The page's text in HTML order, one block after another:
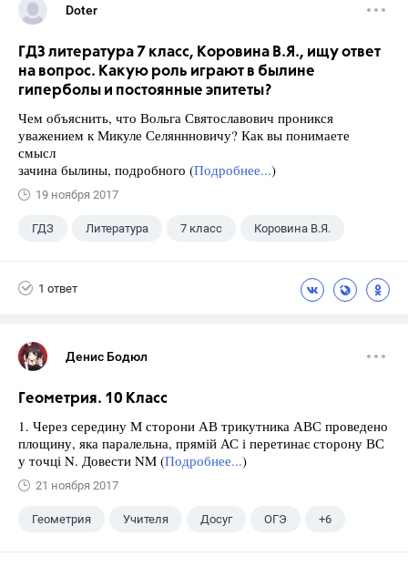
Doter
ГДЗ литература 7 класс, Коровина В.Я., ищу ответ
на вопрос. Какую роль играют в былине
гиперболы и постоянные эпитеты?
Чем объяснить, что Вольга Святославович проникся
уважением к Микуле Селяннновичу? Как вы понимаете
смысл
зачина былины, подробного (Подробнее...)
19 ноября 2017
ГДЗ Литература 7 класс Коровина В.Я.
1 ответ
Денис Бодюл
Геометрия. 10 Класс
1. Через середину М сторони АВ трикутника АВС проведено
площину, яка паралельна, прямій АС і перетинає сторону ВС
у точці N. Довести NM (Подробнее...)
21 ноября 2017
Геометрия Учителя Досуг ОГЭ +6